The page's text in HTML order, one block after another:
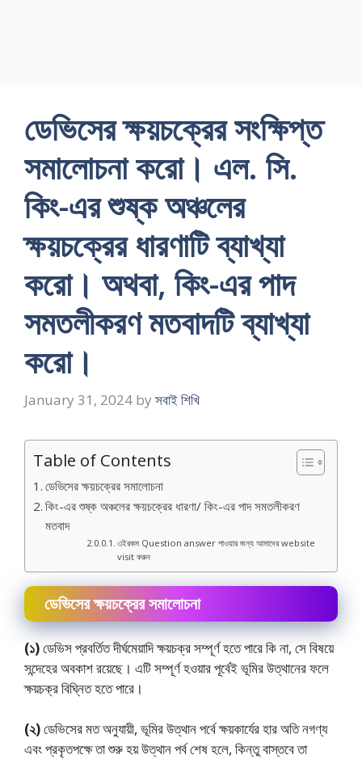
ডেভিসের ক্ষয়চক্রের সংক্ষিপ্ত
সমালােচনা করাে। এল. সি.
কিং-এর শুষ্ক অঞ্চলের
ক্ষয়চক্রের ধারণাটি ব্যাখ্যা
করাে। অথবা, কিং-এর পাদ
সমতলীকরণ মতবাদটি ব্যাখ্যা
করাে।
January 31, 2024 by সবাই শিখি
Table of Contents
ডেভিসের ক্ষয়চক্রের সমালােচনা
কিং-এর শুষ্ক অঞ্চলের ক্ষয়চক্রের ধারণা/ কিং-এর পাদ সমতলীকরণ
মতবাদ
এইরকম Question answer পাওয়ার জন্য আমাদের website
visit করুন
ডেভিসের ক্ষয়চক্রের সমালােচনা
(১)ডেভিস প্রবর্তিত দীর্ঘমেয়াদি ক্ষয়চক্র সম্পূর্ণ হতে পারে কি না, সে বিষয়ে
সন্দেহের অবকাশ রয়েছে। এটি সম্পূর্ণ হওয়ার পূর্বেই ভূমির উত্থানের ফলে
ক্ষয়চক্র বিঘ্নিত হতে পারে।
(২)ডেভিসের মত অনুযায়ী, ভূমির উত্থান পর্বে ক্ষয়কার্যের হার অতি নগণ্য
এবং প্রকৃতপক্ষে তা শুরু হয় উত্থান পর্ব শেষ হলে, কিন্তু বাস্তবে তা